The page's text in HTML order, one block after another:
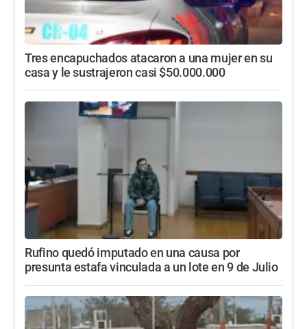
Tres encapuchados atacaron a una mujer en su
casa y le sustrajeron casi $50.000.000
Rufino quedó imputado en una causa por
presunta estafa vinculada a un lote en 9 de Julio